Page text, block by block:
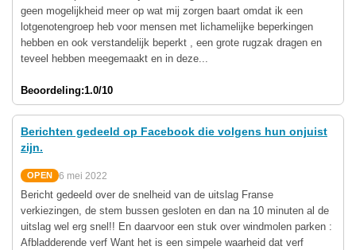
geen mogelijkheid meer op wat mij zorgen baart omdat ik een
lotgenotengroep heb voor mensen met lichamelijke beperkingen
hebben en ook verstandelijk beperkt , een grote rugzak dragen en
teveel hebben meegemaakt en in deze...
Beoordeling:1.0/10
Berichten gedeeld op Facebook die volgens hun onjuist
zijn.
OPEN 6 mei 2022
Bericht gedeeld over de snelheid van de uitslag Franse
verkiezingen, de stem bussen gesloten en dan na 10 minuten al de
uitslag wel erg snel!! En daarvoor een stuk over windmolen parken :
Afbladderende verf Want het is een simpele waarheid dat verf